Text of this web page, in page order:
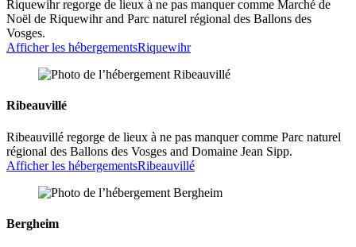
Riquewihr regorge de lieux à ne pas manquer comme Marché de
Noël de Riquewihr and Parc naturel régional des Ballons des
Vosges.
Afficher les hébergementsRiquewihr
Ribeauvillé
Ribeauvillé regorge de lieux à ne pas manquer comme Parc naturel
régional des Ballons des Vosges and Domaine Jean Sipp.
Afficher les hébergementsRibeauvillé
Bergheim